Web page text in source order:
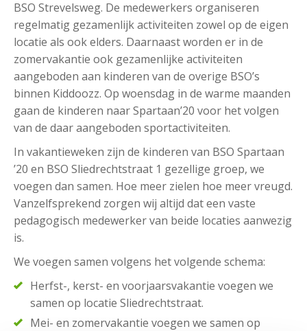
BSO Strevelsweg. De medewerkers organiseren
regelmatig gezamenlijk activiteiten zowel op de eigen
locatie als ook elders. Daarnaast worden er in de
zomervakantie ook gezamenlijke activiteiten
aangeboden aan kinderen van de overige BSO’s
binnen Kiddoozz. Op woensdag in de warme maanden
gaan de kinderen naar Spartaan’20 voor het volgen
van de daar aangeboden sportactiviteiten.
In vakantieweken zijn de kinderen van BSO Spartaan
’20 en BSO Sliedrechtstraat 1 gezellige groep, we
voegen dan samen. Hoe meer zielen hoe meer vreugd.
Vanzelfsprekend zorgen wij altijd dat een vaste
pedagogisch medewerker van beide locaties aanwezig
is.
We voegen samen volgens het volgende schema:
Herfst-, kerst- en voorjaarsvakantie voegen we
samen op locatie Sliedrechtstraat.
Mei- en zomervakantie voegen we samen op